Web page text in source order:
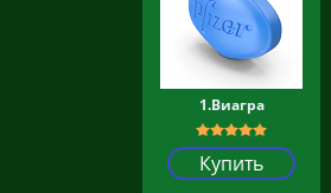
1.Виагра
Купить